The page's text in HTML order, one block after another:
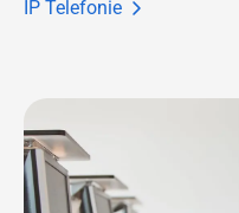
IP Telefonie